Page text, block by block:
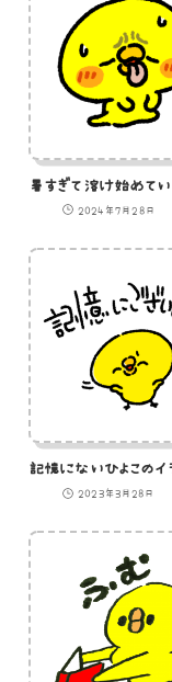
2024年7月28日
2023年3月28日